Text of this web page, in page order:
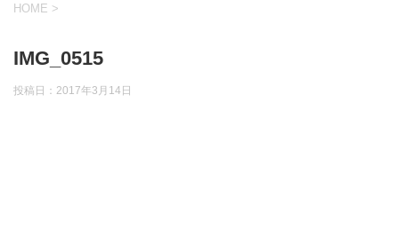
HOME >
IMG_0515
投稿日： 2017年3月14日